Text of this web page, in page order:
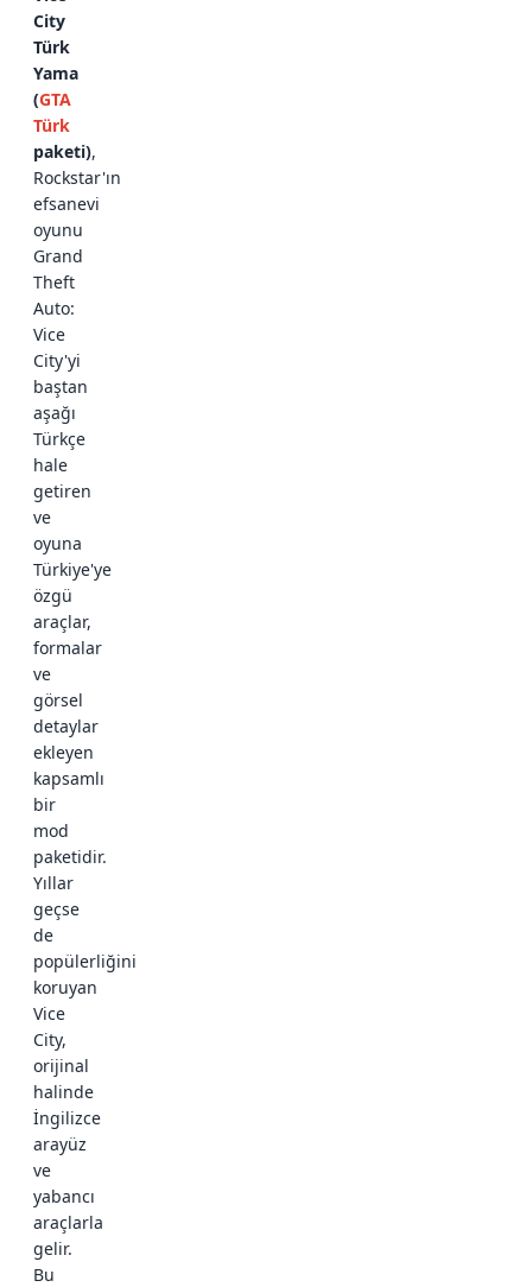
City
Türk
Yama
(GTA
Türk
paketi),
Rockstar'ın
efsanevi
oyunu
Grand
Theft
Auto:
Vice
City'yi
baştan
aşağı
Türkçe
hale
getiren
ve
oyuna
Türkiye'ye
özgü
araçlar,
formalar
ve
görsel
detaylar
ekleyen
kapsamlı
bir
mod
paketidir.
Yıllar
geçse
de
popülerliğini
koruyan
Vice
City,
orijinal
halinde
İngilizce
arayüz
ve
yabancı
araçlarla
gelir.
Bu